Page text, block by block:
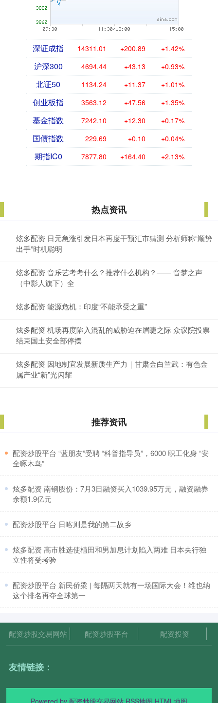
深证成指 14311.01 +200.89 +1.42%
沪深300 4694.44 +43.13 +0.93%
北证50 1134.24 +11.37 +1.01%
创业板指 3563.12 +47.56 +1.35%
基金指数 7242.10 +12.30 +0.17%
国债指数 229.69 +0.10 +0.04%
期指IC0 7877.80 +164.40 +2.13%
热点资讯
炫多配资 日元急涨引发日本再度干预汇市猜测 分析师称“顺势
出手”时机聪明
炫多配资 音乐艺考考什么？推荐什么机构？—— 音梦之声
（中影人旗下）全
炫多配资 能源危机：印度“不能承受之重”
炫多配资 机场再度陷入混乱的威胁迫在眉睫之际 众议院投票
结束国土安全部停摆
炫多配资 因地制宜发展新质生产力｜甘肃金白兰武：有色金
属产业“新”光闪耀
推荐资讯
​配资炒股平台 “蓝朋友”受聘 “科普指导员”，6000 职工化身 “安
全啄木鸟”
​炫多配资 南钢股份：7月3日融资买入1039.95万元，融资融券
余额1.9亿元
​配资炒股平台 日喀则是我的第二故乡
​炫多配资 高市胜选使植田和男加息计划陷入两难 日本央行独
立性将受考验
​配资炒股平台 新民侨梁 | 每隔两天就有一场国际大会！维也纳
这个排名再夺全球第一
配资炒股交易网站 配资炒股平台 配资投资
友情链接：